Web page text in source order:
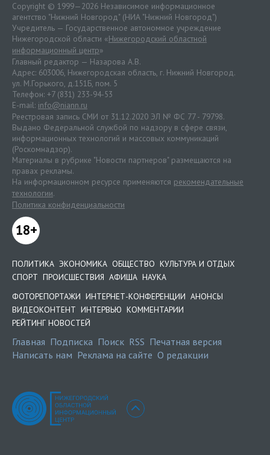
Copyright © 1999—2026 Независимое информационное
агентство "Нижний Новгород" (НИА "Нижний Новгород")
Учредитель — Государственное автономное учреждение
Нижегородской области «Нижегородский областной
информационный центр»
Главный редактор — Назарова А.В.
Адрес: 603006, Нижегородская область, г. Нижний Новгород.
ул. М.Горького, д.151Б, пом. 5
Телефон: +7 (831) 233-94-53
E-mail: info@niann.ru
Реестровая запись СМИ от 31.12.2020 ЭЛ № ФС 77 - 79798.
Выдано Федеральной службой по надзору в сфере связи,
информационных технологий и массовых коммуникаций
(Роскомнадзор).
Материалы в рубрике "Новости партнеров" размещаются на
правах рекламы.
На информационном ресурсе применяются рекомендательные
технологии.
Политика конфиденциальности
18+
ПОЛИТИКА ЭКОНОМИКА ОБЩЕСТВО КУЛЬТУРА И ОТДЫХ
СПОРТ ПРОИСШЕСТВИЯ АФИША НАУКА
ФОТОРЕПОРТАЖИ ИНТЕРНЕТ-КОНФЕРЕНЦИИ АНОНСЫ
ВИДЕОКОНТЕНТ ИНТЕРВЬЮ КОММЕНТАРИИ
РЕЙТИНГ НОВОСТЕЙ
Главная Подписка Поиск RSS Печатная версия
Написать нам Реклама на сайте О редакции